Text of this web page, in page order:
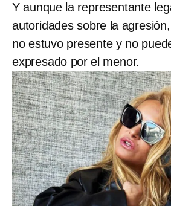
Y aunque la representante
autoridades sobre la
no estuvo presente y no
expresado por el menor.